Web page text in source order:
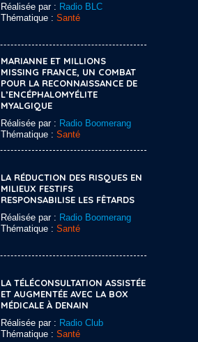
Réalisée par : Radio BLC
Thématique : Santé
MARIANNE ET MILLIONS
MISSING FRANCE, UN COMBAT
POUR LA RECONNAISSANCE DE
L’ENCÉPHALOMYÉLITE
MYALGIQUE
Réalisée par : Radio Boomerang
Thématique : Santé
LA RÉDUCTION DES RISQUES EN
MILIEUX FESTIFS
RESPONSABILISE LES FÊTARDS
Réalisée par : Radio Boomerang
Thématique : Santé
LA TÉLÉCONSULTATION ASSISTÉE
ET AUGMENTÉE AVEC LA BOX
MÉDICALE À DENAIN
Réalisée par : Radio Club
Thématique : Santé